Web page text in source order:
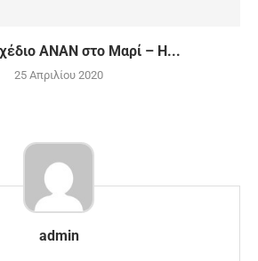
ΑΝΑΝ στο Μαρί – Η...
25 Απριλίου 2020
admin